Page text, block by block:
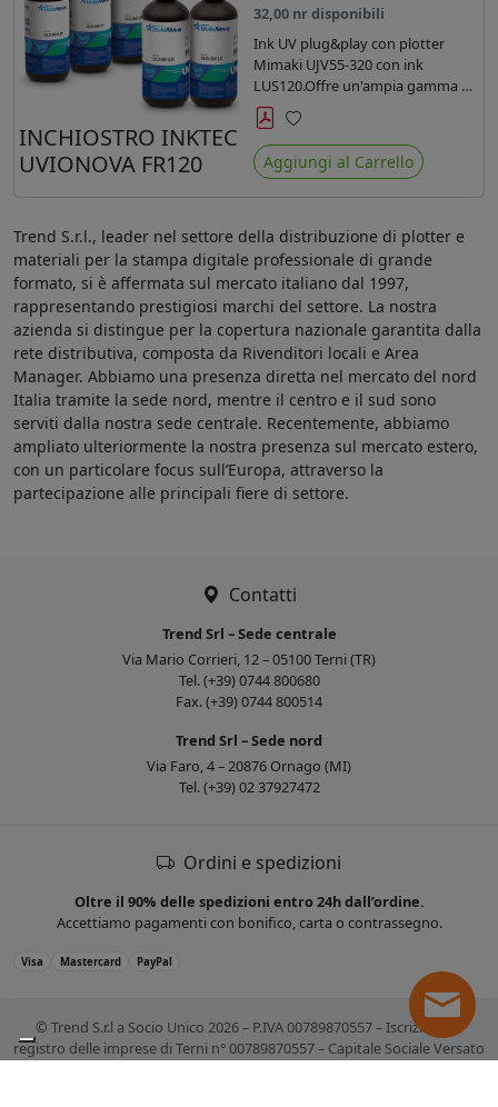
INCHIOSTRO INKTEC
UVIONOVA FR120
32,00 nr disponibili
Ink UV plug&play con plotter
Mimaki UJV55-320 con ink
LUS120.Offre un'ampia gamma di
colori,una maggiore densità e un
minore ingiallimento rispetto agli
ink Mimaki LUS-120
Preferiti
Aggiungi al Carrello
Trend S.r.l., leader nel settore della distribuzione di plotter e
materiali per la stampa digitale professionale di grande
formato, si è affermata sul mercato italiano dal 1997,
rappresentando prestigiosi marchi del settore. La nostra
azienda si distingue per la copertura nazionale garantita dalla
rete distributiva, composta da Rivenditori locali e Area
Manager. Abbiamo una presenza diretta nel mercato del nord
Italia tramite la sede nord, mentre il centro e il sud sono
serviti dalla nostra sede centrale. Recentemente, abbiamo
ampliato ulteriormente la nostra presenza sul mercato estero,
con un particolare focus sull’Europa, attraverso la
partecipazione alle principali fiere di settore.
Contatti
Trend Srl – Sede centrale
Via Mario Corrieri, 12 – 05100 Terni (TR)
Tel. (+39) 0744 800680
Fax. (+39) 0744 800514
Trend Srl – Sede nord
Via Faro, 4 – 20876 Ornago (MI)
Tel. (+39) 02 37927472
Ordini e spedizioni
Oltre il 90% delle spedizioni entro 24h dall’ordine.
Accettiamo pagamenti con bonifico, carta o contrassegno.
Visa Mastercard PayPal
© Trend S.r.l a Socio Unico 2026 – P.IVA 00789870557 – Iscrizione al
registro delle imprese di Terni n° 00789870557 – Capitale Sociale Versato